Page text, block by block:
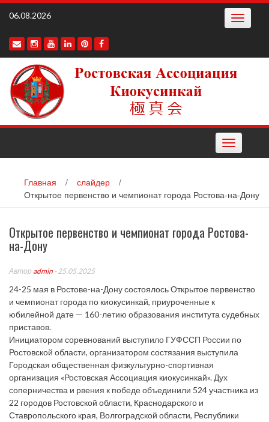
Наверх
06.08.2026 Toggle
Toggle
navigation
Главная / слайдер
/
Открытое первенство и чемпионат города Ростова-на-Дону
Открытое первенство и чемпионат города Ростова-
на-Дону
Автор admin - 25.05.2025
24-25 мая в Ростове-на-Дону состоялось Открытое первенство
и чемпионат города по киокусинкай, приуроченные к
юбилейной дате — 160-летию образования института судебных
приставов.
Инициатором соревнований выступило ГУФССП России по
Ростовской области, организатором состязания выступила
Городская общественная физкультурно-спортивная
организация «Ростовская Ассоциация киокусинкай». Дух
соперничества и рвения к победе объединили 524 участника из
22 городов Ростовской области, Краснодарского и
Ставропольского края, Волгоградской области, Республики